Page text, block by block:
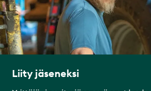
Liity jäseneksi